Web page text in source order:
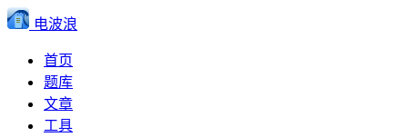
电波浪
首页
题库
文章
工具